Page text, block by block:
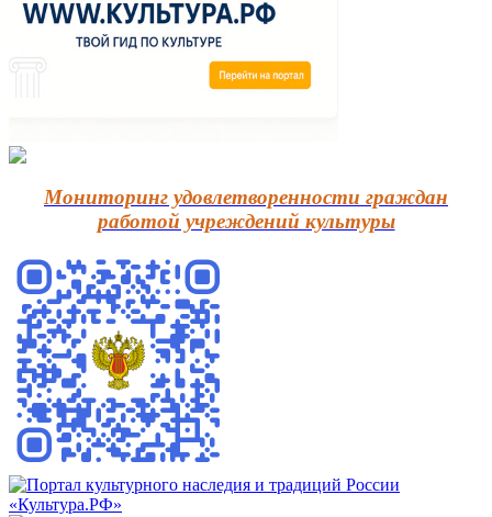
Мониторинг удовлетворенности граждан
работой учреждений культуры